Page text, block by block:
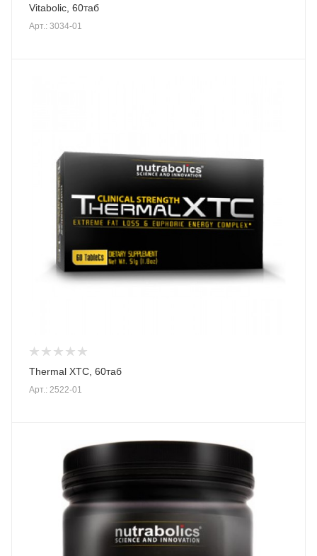
Vitabolic, 60таб
Арт.: 3034-01
Thermal XTC, 60таб
Арт.: 2522-01